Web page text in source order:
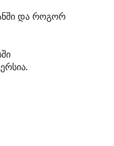
და როგორ